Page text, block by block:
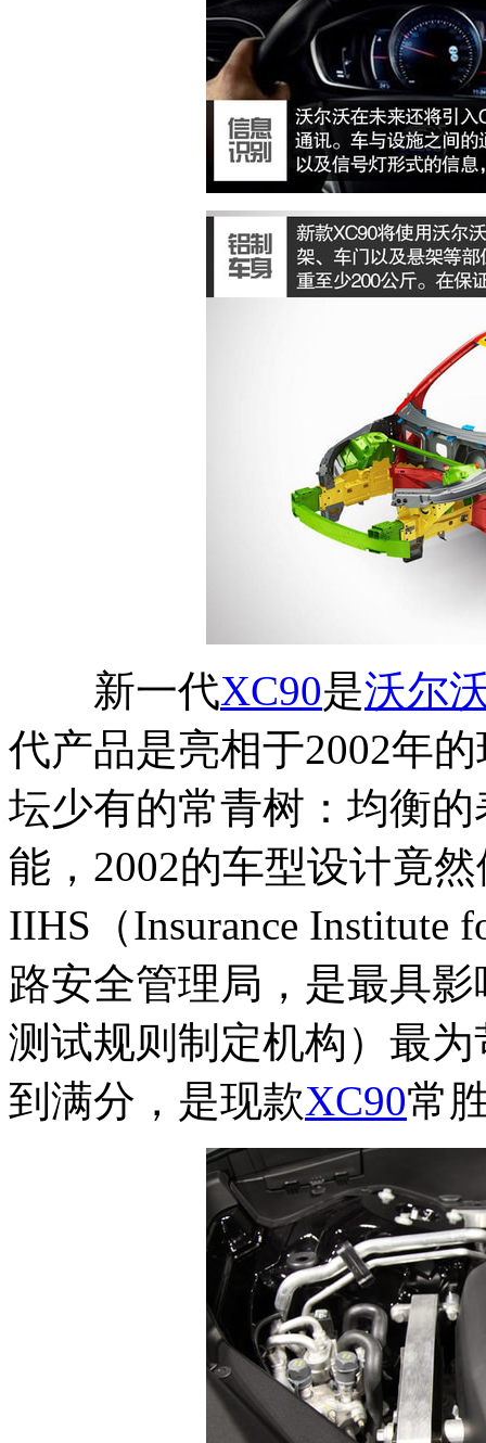
新一代XC90是沃尔
代产品是亮相于2002年
坛少有的常青树：均衡
能，2002的车型设计竟
IIHS（Insurance Institute
路安全管理局，是最具影
测试规则制定机构）最为
到满分，是现款XC90常